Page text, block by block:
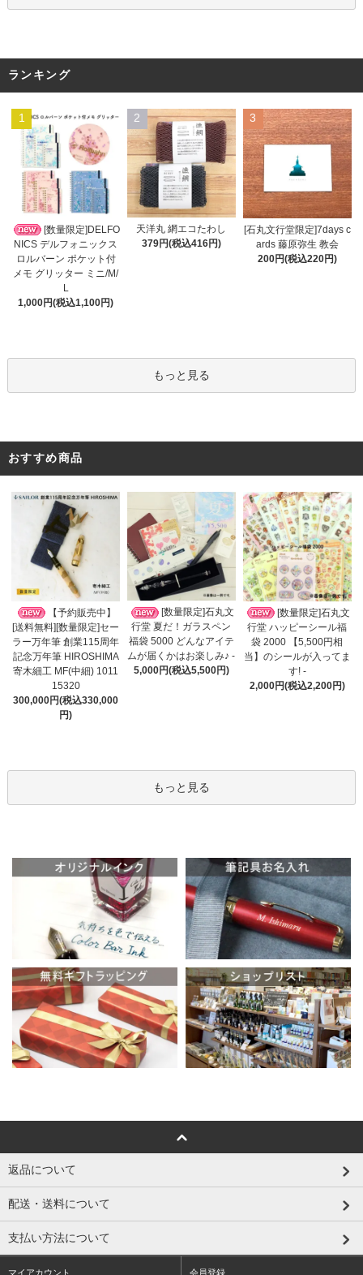
ランキング
1
[数量限定]DELFO
NICS デルフォニックス
ロルバーン ポケット付
メモ グリッター ミニ/M/
L
1,000円(税込1,100円)
2
天洋丸 網エコたわし
379円(税込416円)
3
[石丸文行堂限定]7days c
ards 藤原弥生 教会
200円(税込220円)
もっと見る
おすすめ商品
【予約販売中】
[送料無料][数量限定]セー
ラー万年筆 創業115周年
記念万年筆 HIROSHIMA
寄木細工 MF(中細) 1011
15320
300,000円(税込330,000
円)
[数量限定]石丸文
行堂 夏だ！ガラスペン
福袋 5000 どんなアイテ
ムが届くかはお楽しみ♪ -
5,000円(税込5,500円)
[数量限定]石丸文
行堂 ハッピーシール福
袋 2000 【5,500円相
当】のシールが入ってま
す! -
2,000円(税込2,200円)
もっと見る
返品について
配送・送料について
支払い方法について
マイアカウント 会員登録